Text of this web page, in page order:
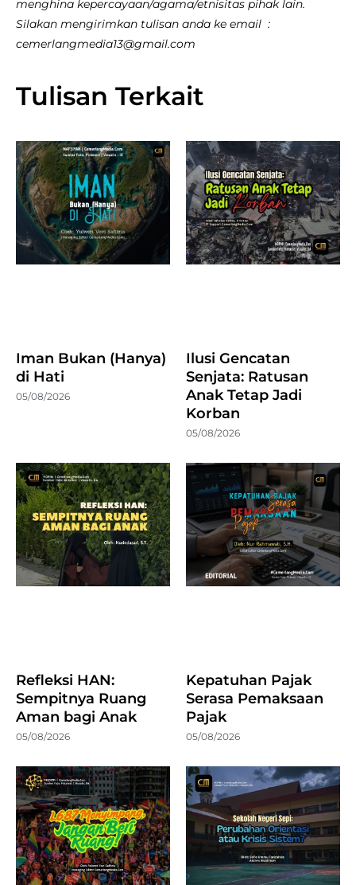
menghina kepercayaan/agama/etnisitas pihak lain.
Silakan mengirimkan tulisan anda ke email :
cemerlangmedia13@gmail.com
Tulisan Terkait
Iman Bukan (Hanya)
di Hati
05/08/2026
Ilusi Gencatan
Senjata: Ratusan
Anak Tetap Jadi
Korban
05/08/2026
Refleksi HAN:
Sempitnya Ruang
Aman bagi Anak
05/08/2026
Kepatuhan Pajak
Serasa Pemaksaan
Pajak
05/08/2026